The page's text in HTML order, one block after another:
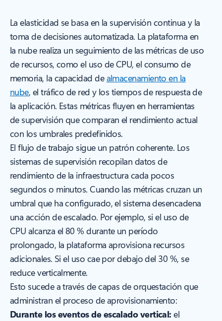
La elasticidad se basa en la supervisión continua y la
toma de decisiones automatizada. La plataforma en
la nube realiza un seguimiento de las métricas de uso
de recursos, como el uso de CPU, el consumo de
memoria, la capacidad dealmacenamiento en la
nube, el tráfico de red y los tiempos de respuesta de
la aplicación. Estas métricas fluyen en herramientas
de supervisión que comparan el rendimiento actual
con los umbrales predefinidos.
El flujo de trabajo sigue un patrón coherente. Los
sistemas de supervisión recopilan datos de
rendimiento de la infraestructura cada pocos
segundos o minutos. Cuando las métricas cruzan un
umbral que ha configurado, el sistema desencadena
una acción de escalado. Por ejemplo, si el uso de
CPU alcanza el 80 % durante un período
prolongado, la plataforma aprovisiona recursos
adicionales. Si el uso cae por debajo del 30 %, se
reduce verticalmente.
Esto sucede a través de capas de orquestación que
administran el proceso de aprovisionamiento:
Durante los eventos de escalado vertical: el